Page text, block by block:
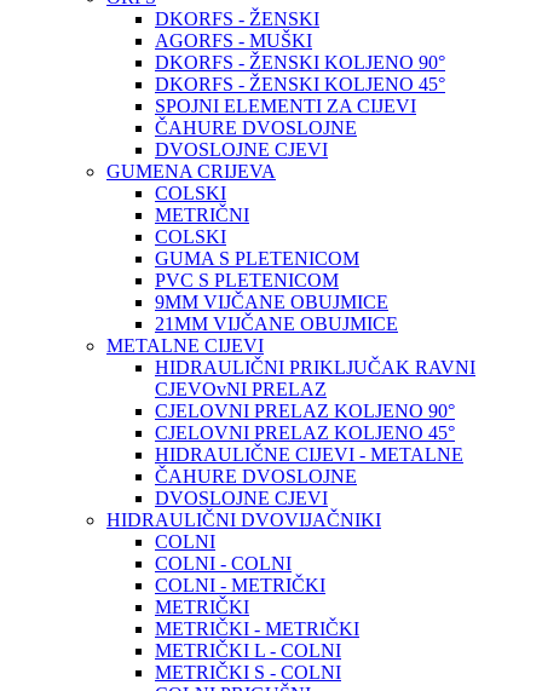
DKORFS - ŽENSKI
AGORFS - MUŠKI
DKORFS - ŽENSKI KOLJENO 90°
DKORFS - ŽENSKI KOLJENO 45°
SPOJNI ELEMENTI ZA CIJEVI
ČAHURE DVOSLOJNE
DVOSLOJNE CJEVI
GUMENA CRIJEVA
COLSKI
METRIČNI
COLSKI
GUMA S PLETENICOM
PVC S PLETENICOM
9MM VIJČANE OBUJMICE
21MM VIJČANE OBUJMICE
METALNE CIJEVI
HIDRAULIČNI PRIKLJUČAK RAVNI
CJEVOvNI PRELAZ
CJELOVNI PRELAZ KOLJENO 90°
CJELOVNI PRELAZ KOLJENO 45°
HIDRAULIČNE CIJEVI - METALNE
ČAHURE DVOSLOJNE
DVOSLOJNE CJEVI
HIDRAULIČNI DVOVIJAČNIKI
COLNI
COLNI - COLNI
COLNI - METRIČKI
METRIČKI
METRIČKI - METRIČKI
METRIČKI L - COLNI
METRIČKI S - COLNI